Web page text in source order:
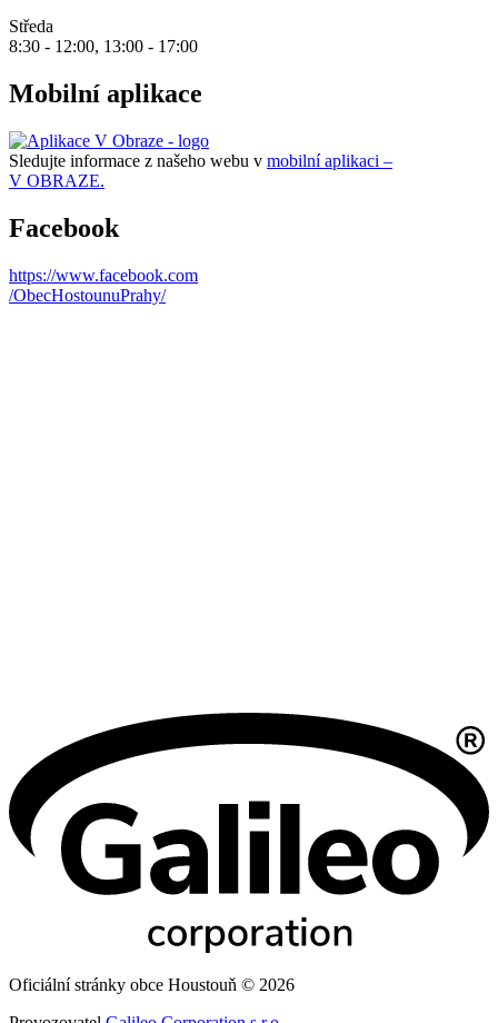
Středa
8:30 - 12:00, 13:00 - 17:00
Mobilní aplikace
Sledujte informace z našeho webu v mobilní aplikaci –
V OBRAZE.
Facebook
https://www.facebook.com
/ObecHostounuPrahy/
Oficiální stránky obce Houstouň © 2026